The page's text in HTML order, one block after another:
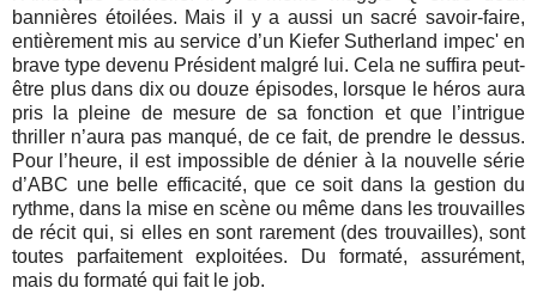
bannières étoilées. Mais il y a aussi un sacré savoir-faire,
entièrement mis au service d’un Kiefer Sutherland impec' en
brave type devenu Président malgré lui. Cela ne suffira peut-
être plus dans dix ou douze épisodes, lorsque le héros aura
pris la pleine de mesure de sa fonction et que l’intrigue
thriller n’aura pas manqué, de ce fait, de prendre le dessus.
Pour l’heure, il est impossible de dénier à la nouvelle série
d’ABC une belle efficacité, que ce soit dans la gestion du
rythme, dans la mise en scène ou même dans les trouvailles
de récit qui, si elles en sont rarement (des trouvailles), sont
toutes parfaitement exploitées. Du formaté, assurément,
mais du formaté qui fait le job.